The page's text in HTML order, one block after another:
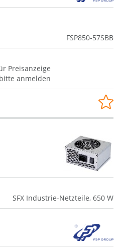
FSP850-57SBB
Preisanzeige
bitte anmelden
SFX Industrie-Netzteile, 650 W